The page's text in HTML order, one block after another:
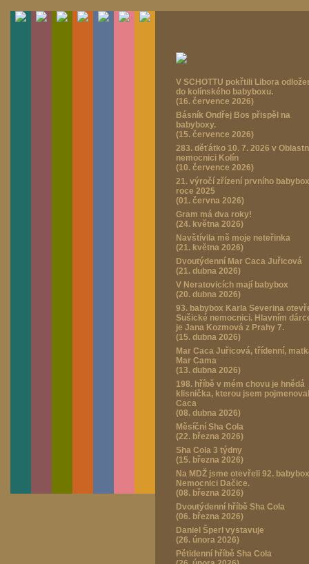
V SCHOTTU pokřtili Libora
do kolínského babyboxu.
(16. července 2026)
Básník Ondřej Bos přispěl na
babyboxy.
(15. července 2026)
283. děťátko 10. 7. 2026 v
nemocnici Kolín
(10. července 2026)
21. výročí zřízení prvního
roce 2025
(01. června 2026)
Gram má dva roky!
(24. května 2026)
Navštívila mě moje neteřinka
(21. května 2026)
Dvoutýdenní Mar Caca Juřicová
(21. dubna 2026)
V Neratovicích mají babybox
(20. dubna 2026)
93. babybox Karla Severina
Sušické nemocnici. Hlavním
je Jana Kozmová z Prahy 7.
(15. dubna 2026)
Mar Caca Juřicová, třídenní,
Mar Cama
(13. dubna 2026)
198. hříbě v mém chovu je hnědá
klisnička, kterou jsem
Caca
(08. dubna 2026)
Měsíční Sha Cola
(22. března 2026)
Sha Cola 3 týdny
(15. března 2026)
Na MDŽ jsme otevřeli 92.
Nemocnici Dačice.
(08. března 2026)
Dvoutýdenní hříbě Sha Cola
(06. března 2026)
Daniel Šperl vystavuje
(26. února 2026)
Pětidenní hříbě Sha Cola